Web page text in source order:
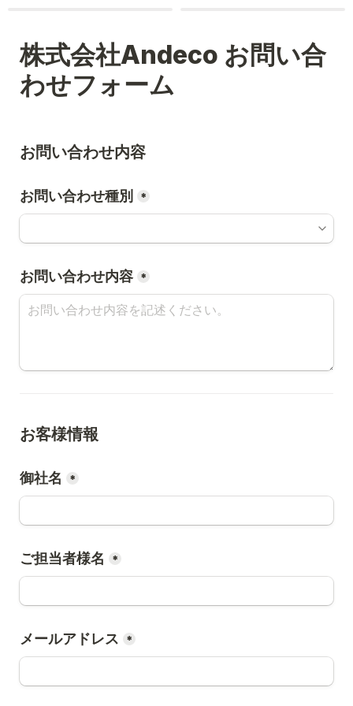
株式会社Andeco お問い合
わせフォーム
お問い合わせ内容
お問い合わせ種別 *
お問い合わせ内容 *
お客様情報
御社名 *
ご担当者様名 *
メールアドレス *